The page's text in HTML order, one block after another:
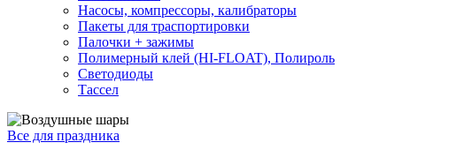
Насосы, компрессоры, калибраторы
Пакеты для траспортировки
Палочки + зажимы
Полимерный клей (HI-FLOAT), Полироль
Светодиоды
Тассел
Все для праздника